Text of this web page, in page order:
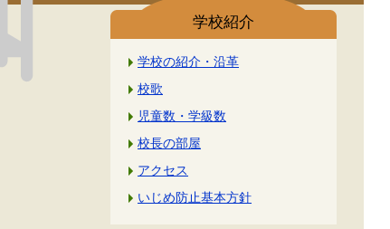
学校紹介
学校の紹介・沿革
校歌
児童数・学級数
校長の部屋
アクセス
いじめ防止基本方針